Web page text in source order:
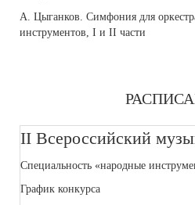
А. Цыганков. Симфония для
инструментов, I и II части
II Всероссийский
Специальность «народные
График конкурса